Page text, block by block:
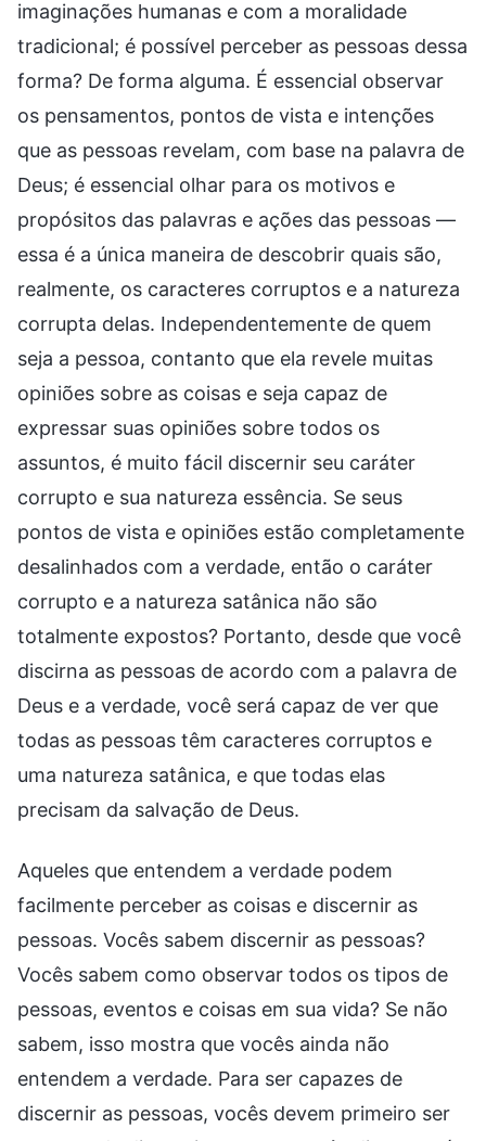
imaginações humanas e com a moralidade
tradicional; é possível perceber as pessoas dessa
forma? De forma alguma. É essencial observar
os pensamentos, pontos de vista e intenções
que as pessoas revelam, com base na palavra de
Deus; é essencial olhar para os motivos e
propósitos das palavras e ações das pessoas —
essa é a única maneira de descobrir quais são,
realmente, os caracteres corruptos e a natureza
corrupta delas. Independentemente de quem
seja a pessoa, contanto que ela revele muitas
opiniões sobre as coisas e seja capaz de
expressar suas opiniões sobre todos os
assuntos, é muito fácil discernir seu caráter
corrupto e sua natureza essência. Se seus
pontos de vista e opiniões estão completamente
desalinhados com a verdade, então o caráter
corrupto e a natureza satânica não são
totalmente expostos? Portanto, desde que você
discirna as pessoas de acordo com a palavra de
Deus e a verdade, você será capaz de ver que
todas as pessoas têm caracteres corruptos e
uma natureza satânica, e que todas elas
precisam da salvação de Deus.
Aqueles que entendem a verdade podem
facilmente perceber as coisas e discernir as
pessoas. Vocês sabem discernir as pessoas?
Vocês sabem como observar todos os tipos de
pessoas, eventos e coisas em sua vida? Se não
sabem, isso mostra que vocês ainda não
entendem a verdade. Para ser capazes de
discernir as pessoas, vocês devem primeiro ser